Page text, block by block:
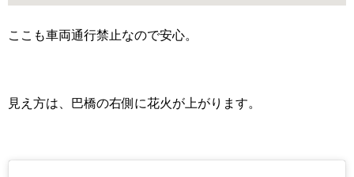
ここも車両通行禁止なので安心。
見え方は、巴橋の右側に花火が上がります。